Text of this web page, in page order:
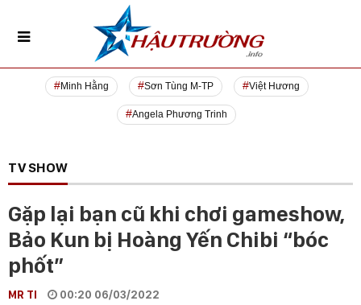
Minh Hằng Sơn Tùng M-TP Việt Hương
Angela Phương Trinh
TV SHOW
Gặp lại bạn cũ khi chơi gameshow,
Bảo Kun bị Hoàng Yến Chibi “bóc
phốt”
MR TI 00:20 06/03/2022